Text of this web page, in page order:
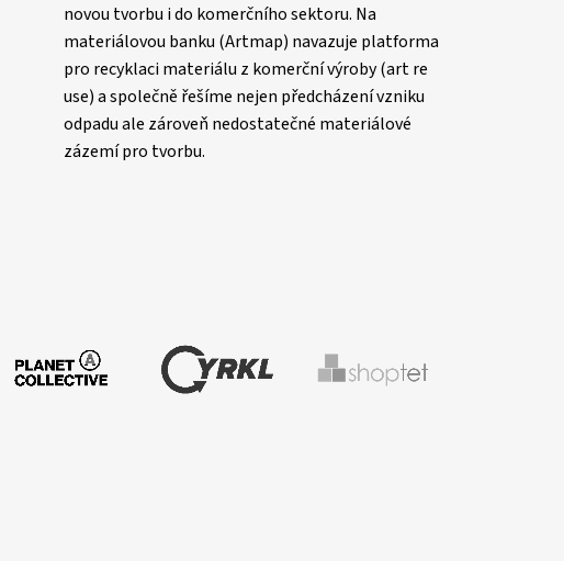
novou tvorbu i do komerčního sektoru. Na
materiálovou banku (Artmap) navazuje platforma
pro recyklaci materiálu z komerční výroby (art re
use) a společně řešíme nejen předcházení vzniku
odpadu ale zároveň nedostatečné materiálové
zázemí pro tvorbu.